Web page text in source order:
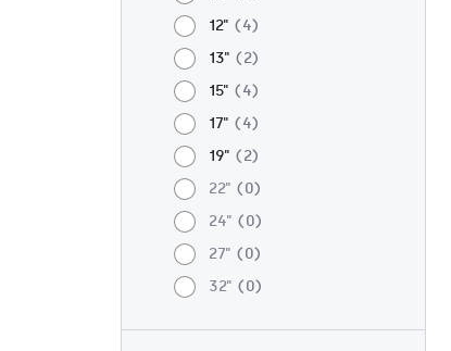
12"
4
13"
2
15"
4
17"
4
19"
2
22"
0
24"
0
27"
0
32"
0